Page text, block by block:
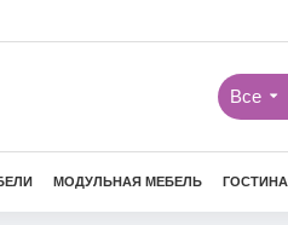
Все
МОДУЛЬНАЯ МЕБЕЛЬ